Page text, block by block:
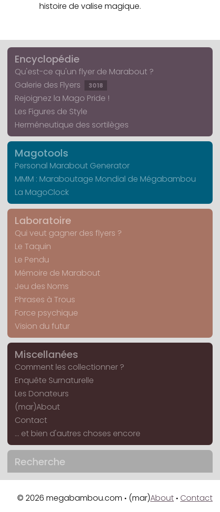
histoire de valise magique.
Encyclopédie
Qu'est-ce qu'un flyer de Marabout ?
Galerie des Flyers
3018
Rejoignez la Mago Pride !
Les Figures de Style
Herméneutique des sortilèges
Magotools
Personal Marabout Generator
MMM : Maraboutage Mondial de Mégabambou
La MagoClock
Laboratoire
Qui veut gagner des flyers ?
Le Taquin
Le Pendu
Mémoire de Marabout
Jeu des Noms
Phrases à Trous
Force psychique
Vision du futur
Miscellanées
Comment les collectionner ?
Enquête Surnaturelle
Les Donateurs
(mar)About
Contact
... et bien d'autres choses encore
Recherche
© 2026 megabambou.com • (mar)About • Contact